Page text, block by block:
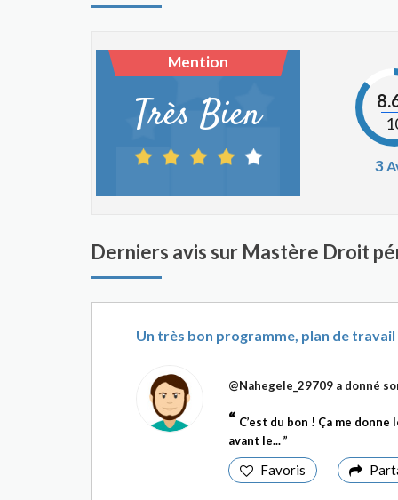
Mention
Très Bien
3
Derniers avis sur Mastère Droit
Un très bon programme, plan de
@Nahegele_29709 a donné
C’est du bon ! Ça me
avant le...
Favoris